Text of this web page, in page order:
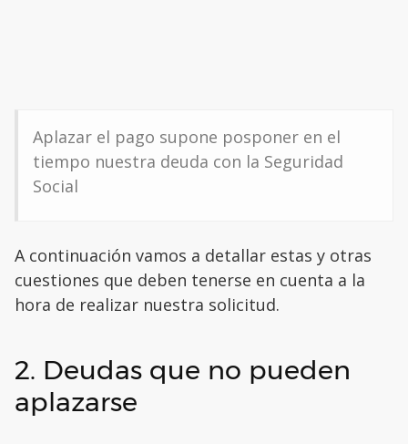
Aplazar el pago supone posponer en el
tiempo nuestra deuda con la Seguridad
Social
A continuación vamos a detallar estas y otras
cuestiones que deben tenerse en cuenta a la
hora de realizar nuestra solicitud.
2. Deudas que no pueden
aplazarse